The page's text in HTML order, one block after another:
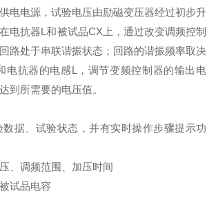
电电源，试验电压由励磁变压器经过初步升
电抗器L和被试品CX上，通过改变调频控制
路处于串联谐振状态；回路的谐振频率取决
电抗器的电感L，调节变频控制器的输出电
到所需要的电压值。
数据、试验状态，并有实时操作步骤提示功
、调频范围、加压时间
试品电容